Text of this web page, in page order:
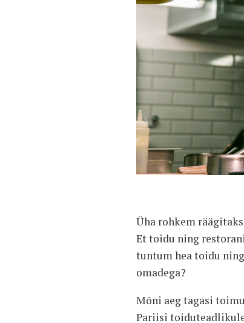
Üha rohkem
Et toidu ning
tuntum hea toidu
omadega?
Mõni aeg tagasi
Pariisi